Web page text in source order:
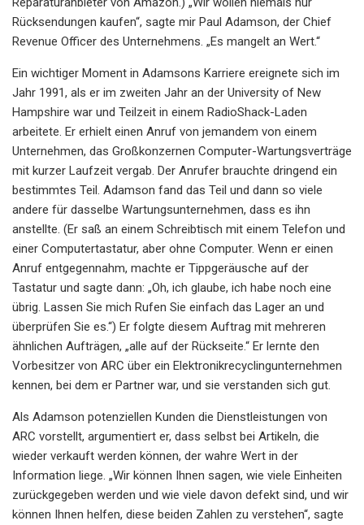
Rücksendungen kaufen“, sagte mir Paul Adamson, der Chief
Revenue Officer des Unternehmens. „Es mangelt an Wert.“
Ein wichtiger Moment in Adamsons Karriere ereignete sich im
Jahr 1991, als er im zweiten Jahr an der University of New
Hampshire war und Teilzeit in einem RadioShack-Laden
arbeitete. Er erhielt einen Anruf von jemandem von einem
Unternehmen, das Großkonzernen Computer-Wartungsverträge
mit kurzer Laufzeit vergab. Der Anrufer brauchte dringend ein
bestimmtes Teil. Adamson fand das Teil und dann so viele
andere für dasselbe Wartungsunternehmen, dass es ihn
anstellte. (Er saß an einem Schreibtisch mit einem Telefon und
einer Computertastatur, aber ohne Computer. Wenn er einen
Anruf entgegennahm, machte er Tippgeräusche auf der
Tastatur und sagte dann: „Oh, ich glaube, ich habe noch eine
übrig. Lassen Sie mich Rufen Sie einfach das Lager an und
überprüfen Sie es.“) Er folgte diesem Auftrag mit mehreren
ähnlichen Aufträgen, „alle auf der Rückseite.“ Er lernte den
Vorbesitzer von ARC über ein Elektronikrecyclingunternehmen
kennen, bei dem er Partner war, und sie verstanden sich gut.
Als Adamson potenziellen Kunden die Dienstleistungen von
ARC vorstellt, argumentiert er, dass selbst bei Artikeln, die
wieder verkauft werden können, der wahre Wert in der
Information liege. „Wir können Ihnen sagen, wie viele Einheiten
zurückgegeben werden und wie viele davon defekt sind, und wir
können Ihnen helfen, diese beiden Zahlen zu verstehen“, sagte